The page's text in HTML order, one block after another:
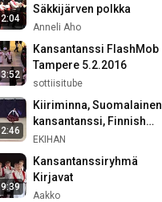
2:04
Säkkijärven polkka
Anneli Aho
3:52
Kansantanssi FlashMob
Tampere 5.2.2016
sottiisitube
2:46
Kiiriminna, Suomalainen
kansantanssi, Finnish
folk dance, フィンランド
EKIHAN
9:39
Kansantanssiryhmä
Kirjavat
Aakko